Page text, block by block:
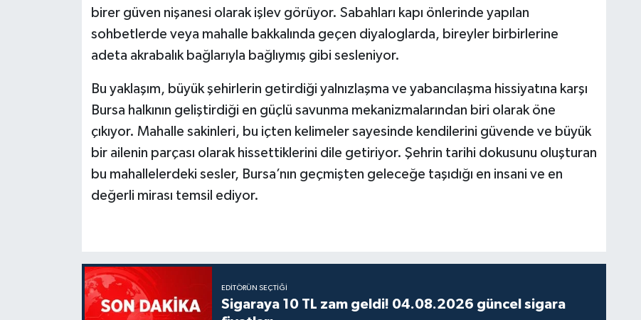
birer güven nişanesi olarak işlev görüyor. Sabahları kapı önlerinde yapılan
sohbetlerde veya mahalle bakkalında geçen diyaloglarda, bireyler birbirlerine
adeta akrabalık bağlarıyla bağlıymış gibi sesleniyor.
Bu yaklaşım, büyük şehirlerin getirdiği yalnızlaşma ve yabancılaşma hissiyatına karşı
Bursa halkının geliştirdiği en güçlü savunma mekanizmalarından biri olarak öne
çıkıyor. Mahalle sakinleri, bu içten kelimeler sayesinde kendilerini güvende ve büyük
bir ailenin parçası olarak hissettiklerini dile getiriyor. Şehrin tarihi dokusunu oluşturan
bu mahallelerdeki sesler, Bursa’nın geçmişten geleceğe taşıdığı en insani ve en
değerli mirası temsil ediyor.
EDITÖRÜN SEÇTIĞI
Sigaraya 10 TL zam geldi! 04.08.2026 güncel sigara